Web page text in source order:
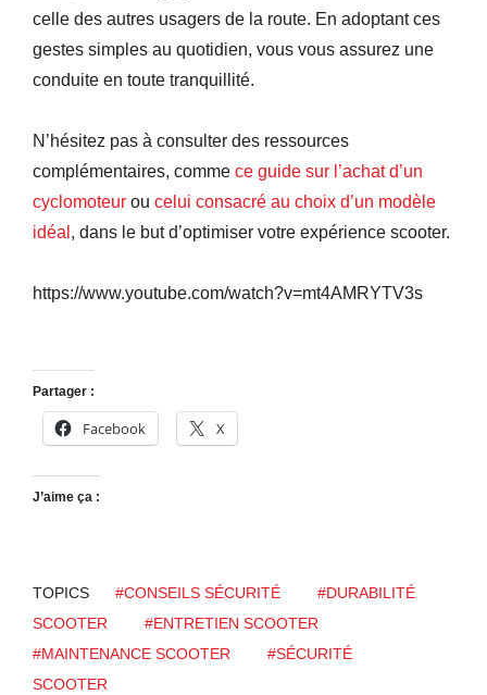
celle des autres usagers de la route. En adoptant ces
gestes simples au quotidien, vous vous assurez une
conduite en toute tranquillité.
N’hésitez pas à consulter des ressources
complémentaires, comme ce guide sur l’achat d’un
cyclomoteur ou celui consacré au choix d’un modèle
idéal , dans le but d’optimiser votre expérience scooter.
https://www.youtube.com/watch?v=mt4AMRYTV3s
Partager :
Facebook X
J’aime ça :
TOPICS #CONSEILS SÉCURITÉ
#DURABILITÉ
SCOOTER
#ENTRETIEN SCOOTER
#MAINTENANCE SCOOTER
#SÉCURITÉ
SCOOTER